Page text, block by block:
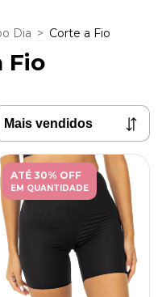
Dia > Corte a Fio
Fio
ATÉ 30% OFF
EM QUANTIDADE